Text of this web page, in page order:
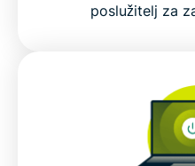
poslužitelj za